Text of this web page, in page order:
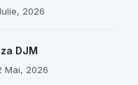
2026
DJM
Mai, 2026